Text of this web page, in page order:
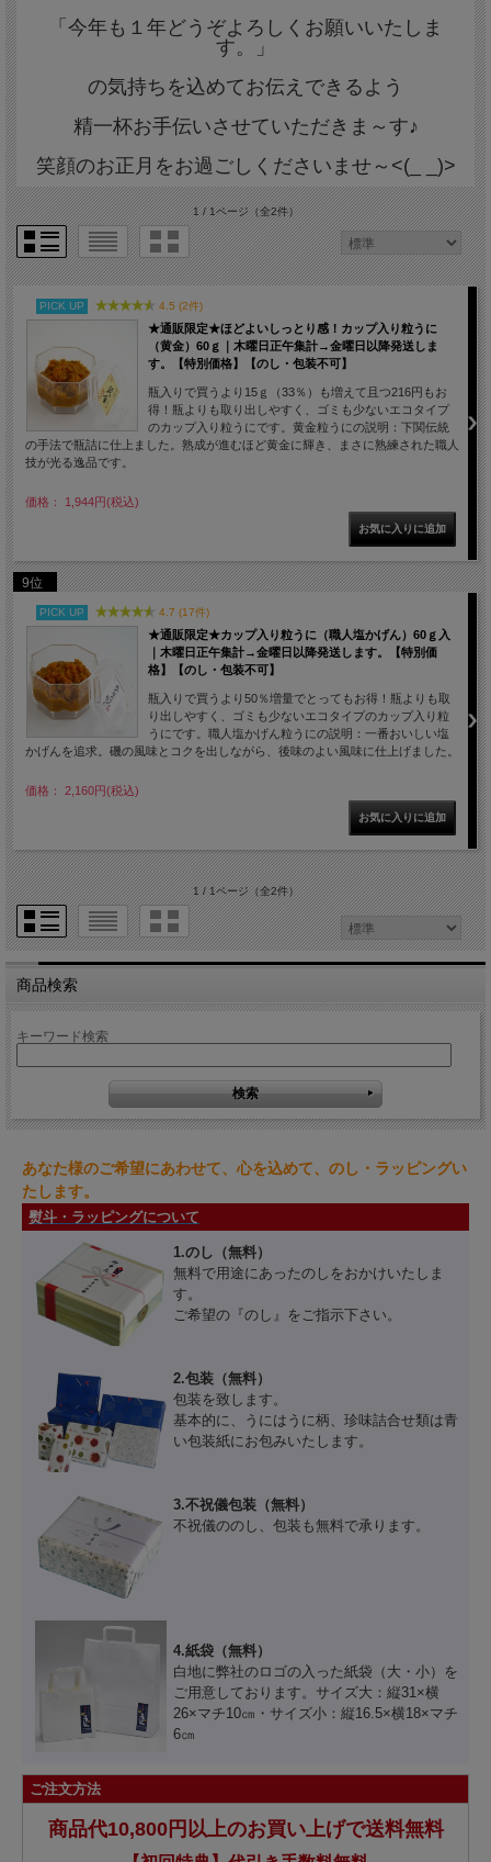
「今年も１年どうぞよろしくお願いいたしま
す。」
の気持ちを込めてお伝えできるよう
精一杯お手伝いさせていただきま～す♪
笑顔のお正月をお過ごしくださいませ～<(_ _)>
1 / 1ページ（全2件）
PICK UP 4.5 (2件)
★通販限定★ほどよいしっとり感！カップ入り粒うに
（黄金）60ｇ｜木曜日正午集計→金曜日以降発送しま
す。【特別価格】【のし・包装不可】
瓶入りで買うより15ｇ（33％）も増えて且つ216円もお
得！瓶よりも取り出しやすく、ゴミも少ないエコタイプ
のカップ入り粒うにです。黄金粒うにの説明：下関伝統
の手法で瓶詰に仕上ました。熟成が進むほど黄金に輝き、まさに熟練された職人
技が光る逸品です。
価格： 1,944円(税込)
9位
PICK UP 4.7 (17件)
★通販限定★カップ入り粒うに（職人塩かげん）60ｇ入
｜木曜日正午集計→金曜日以降発送します。【特別価
格】【のし・包装不可】
瓶入りで買うより50％増量でとってもお得！瓶よりも取
り出しやすく、ゴミも少ないエコタイプのカップ入り粒
うにです。職人塩かげん粒うにの説明：一番おいしい塩
かげんを追求。磯の風味とコクを出しながら、後味のよい風味に仕上げました。
価格： 2,160円(税込)
1 / 1ページ（全2件）
商品検索
キーワード検索
あなた様のご希望にあわせて、心を込めて、のし・ラッピングい
たします。
熨斗・ラッピングについて
1.のし（無料）
無料で用途にあったのしをおかけいたしま
す。
ご希望の『のし』をご指示下さい。
2.包装（無料）
包装を致します。
基本的に、うにはうに柄、珍味詰合せ類は青
い包装紙にお包みいたします。
3.不祝儀包装（無料）
不祝儀ののし、包装も無料で承ります。
4.紙袋（無料）
白地に弊社のロゴの入った紙袋（大・小）を
ご用意しております。サイズ大：縦31×横
26×マチ10㎝・サイズ小：縦16.5×横18×マチ
6㎝
ご注文方法
商品代10,800円以上のお買い上げで送料無料